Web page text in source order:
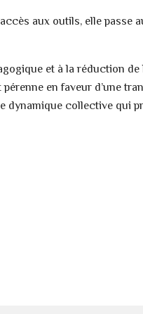
aux outils, elle passe
et à la réduction
en faveur d’une
collective qui